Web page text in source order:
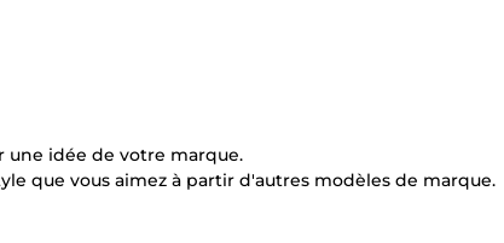
idée de votre marque.
que vous aimez à partir d'autres modèles de marque.